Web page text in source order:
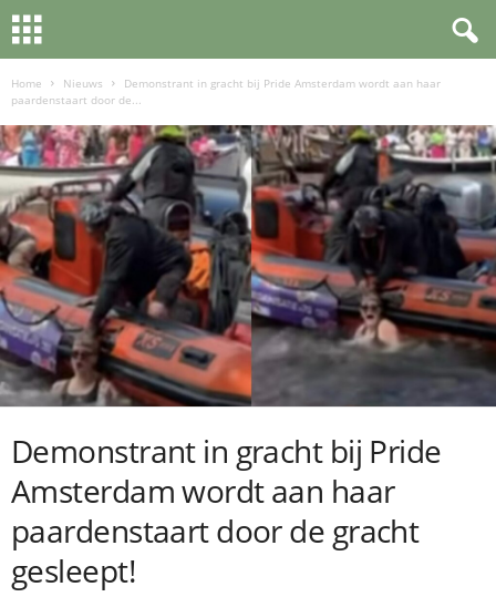
Home Nieuws
Demonstrant in gracht bij Pride Amsterdam wordt aan haar
paardenstaart door de...
Demonstrant in gracht bij Pride
Amsterdam wordt aan haar
paardenstaart door de gracht
gesleept!